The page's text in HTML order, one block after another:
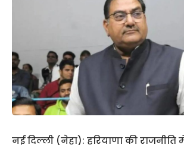
नई दिल्ली (नेहा): हरियाणा की